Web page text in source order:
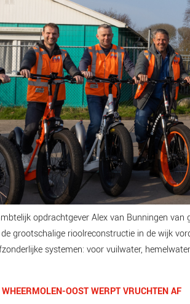
opdrachtgever Alex van Bunningen
grootschalige rioolreconstructie in de wijk
systemen: voor vuilwater,
OOST WERPT VRUCHTEN AF